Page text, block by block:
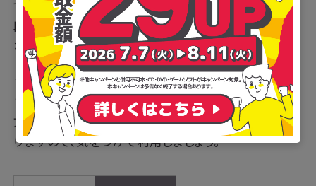
で販売されています。
段ボールは有料ですが、1度に19箱までの集荷が可能
なので、大量に商品を売りたい方にはおすすめです。
また漫画を売る場合ははあくまで単品での買取となり
ます。セットでのボーナスはありません。1巻など前の
方の巻数は在庫過多を理由に0円買取となることもあ
りますので、気をつけて利用しましょう。